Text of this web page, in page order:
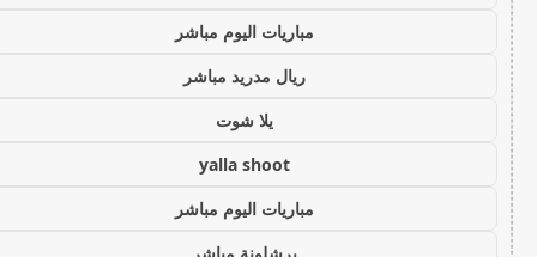
مباريات اليوم مباشر
ريال مدريد مباشر
يلا شوت
yalla shoot
مباريات اليوم مباشر